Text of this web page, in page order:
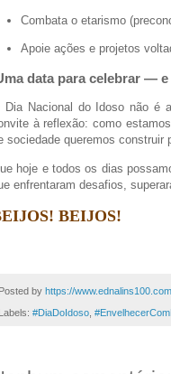
Combata o etarismo
Apoie ações e projetos
data para celebrar —
Dia Nacional do Idoso não é
à reflexão: como
sociedade queremos construir
hoje e todos os dias
enfrentaram desafios,
BEIJOS!
Posted by https://
Labels: #DiaDoIdoso